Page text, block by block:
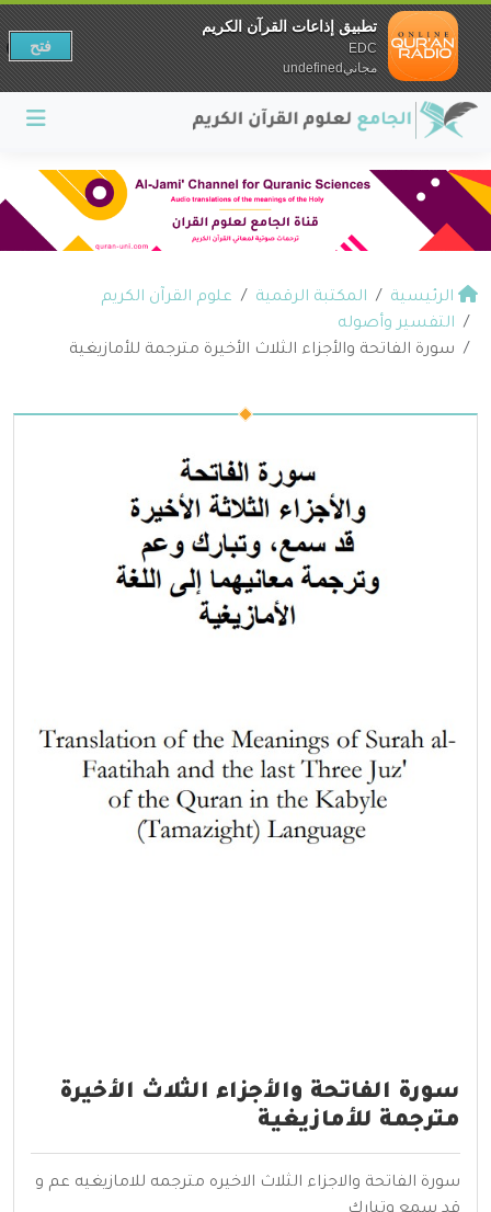
الرئيسية المكتبة الرقمية
علوم القرآن الكريم
التفسير وأصوله
سورة الفاتحة والأجزاء الثلاث الأخيرة مترجمة للأمازيغية
سورة الفاتحة والأجزاء الثلاث الأخيرة
مترجمة للأمازيغية
سورة الفاتحة والاجزاء الثلاث الاخيره مترجمه للامازيغيه عم و
تطبيق إذاعات القرآن الكريم
EDC
مجانيundefined
فتح